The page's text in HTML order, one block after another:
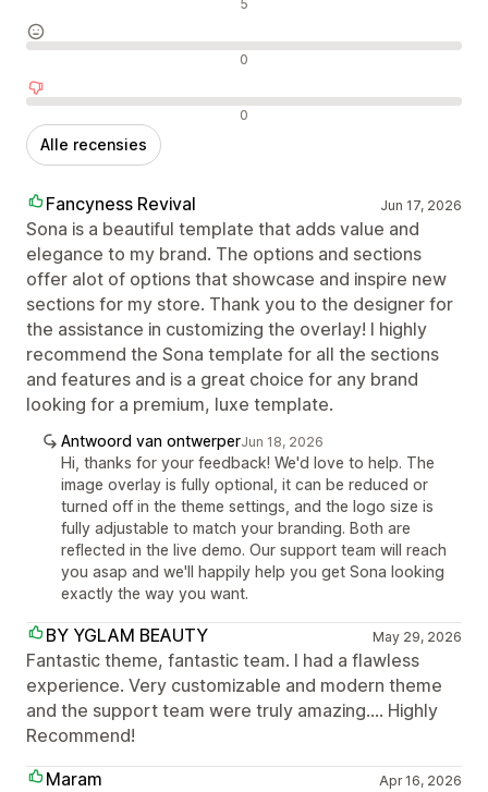
5
0
0
Alle recensies
Fancyness Revival Jun 17, 2026
Sona is a beautiful template that adds value and
elegance to my brand. The options and sections
offer alot of options that showcase and inspire new
sections for my store. Thank you to the designer for
the assistance in customizing the overlay! I highly
recommend the Sona template for all the sections
and features and is a great choice for any brand
looking for a premium, luxe template.
Antwoord van ontwerperJun 18, 2026
Hi, thanks for your feedback! We'd love to help. The
image overlay is fully optional, it can be reduced or
turned off in the theme settings, and the logo size is
fully adjustable to match your branding. Both are
reflected in the live demo. Our support team will reach
you asap and we'll happily help you get Sona looking
exactly the way you want.
BY YGLAM BEAUTY May 29, 2026
Fantastic theme, fantastic team. I had a flawless
experience. Very customizable and modern theme
and the support team were truly amazing.... Highly
Recommend!
Maram
Apr 16, 2026